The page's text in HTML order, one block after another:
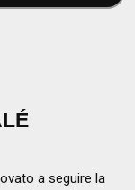
a seguire la